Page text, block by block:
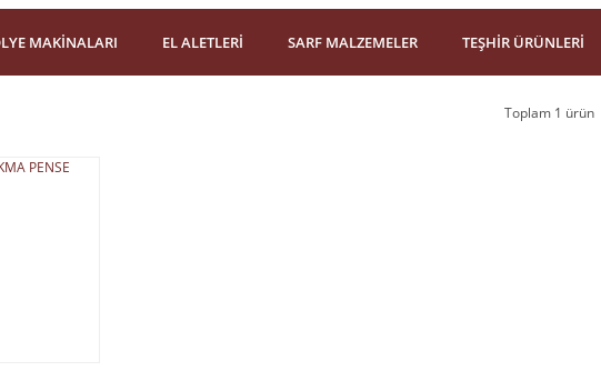
MAKİNALARI EL ALETLERİ SARF MALZEMELER TEŞHİR ÜRÜNLERİ
Toplam 1 ürün